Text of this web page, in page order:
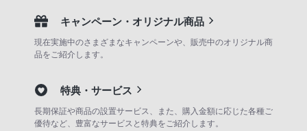
キャンペーン・オリジナル商品
現在実施中のさまざまなキャンペーンや、販売中のオリジナル商
品をご紹介します。
特典・サービス
長期保証や商品の設置サービス、また、購入金額に応じた各種ご
優待など、豊富なサービスと特典をご紹介します。